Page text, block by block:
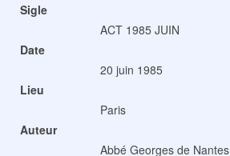
Sigle
ACT 1985 JUIN
Date
20 juin 1985
Lieu
Paris
Auteur
Abbé Georges de Nantes